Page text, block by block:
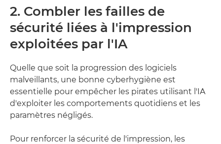
2. Combler les failles de
sécurité liées à l'impression
exploitées par l'IA
Quelle que soit la progression des logiciels
malveillants, une bonne cyberhygiène est
essentielle pour empêcher les pirates utilisant l'IA
d'exploiter les comportements quotidiens et les
paramètres négligés.
Pour renforcer la sécurité de l'impression, les